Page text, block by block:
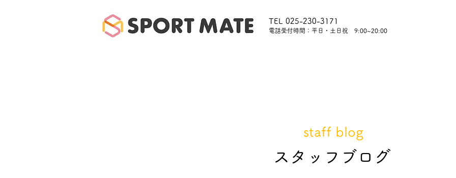
TEL 025-230-3171
​電話受付時間：平日・土日祝 9:00~20:00
​スタッフブログ
staff blog